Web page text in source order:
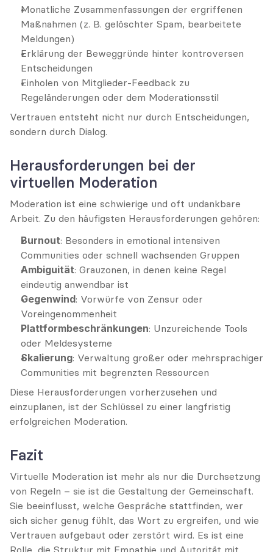
Monatliche Zusammenfassungen der ergriffenen
Maßnahmen (z. B. gelöschter Spam, bearbeitete
Meldungen)
Erklärung der Beweggründe hinter kontroversen
Entscheidungen
Einholen von Mitglieder-Feedback zu
Regeländerungen oder dem Moderationsstil
Vertrauen entsteht nicht nur durch Entscheidungen,
sondern durch Dialog.
Herausforderungen bei der
virtuellen Moderation
Moderation ist eine schwierige und oft undankbare
Arbeit. Zu den häufigsten Herausforderungen gehören:
Burnout: Besonders in emotional intensiven
Communities oder schnell wachsenden Gruppen
Ambiguität: Grauzonen, in denen keine Regel
eindeutig anwendbar ist
Gegenwind: Vorwürfe von Zensur oder
Voreingenommenheit
Plattformbeschränkungen: Unzureichende Tools
oder Meldesysteme
Skalierung: Verwaltung großer oder mehrsprachiger
Communities mit begrenzten Ressourcen
Diese Herausforderungen vorherzusehen und
einzuplanen, ist der Schlüssel zu einer langfristig
erfolgreichen Moderation.
Fazit
Virtuelle Moderation ist mehr als nur die Durchsetzung
von Regeln – sie ist die Gestaltung der Gemeinschaft.
Sie beeinflusst, welche Gespräche stattfinden, wer
sich sicher genug fühlt, das Wort zu ergreifen, und wie
Vertrauen aufgebaut oder zerstört wird. Es ist eine
Rolle, die Struktur mit Empathie und Autorität mit